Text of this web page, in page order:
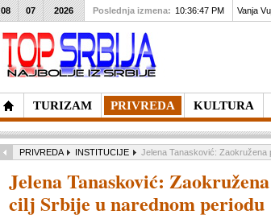
TURIZAM PRIVREDA KULTURA
08 07 2026 Poslednja izmena: 10:36:47 PM Vanja
PRIVREDA INSTITUCIJE Jelena Tanasković: Zaokružena
Jelena Tanasković:
cilj Srbije u narednom periodu